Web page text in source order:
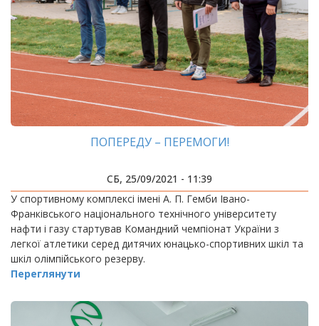
ПОПЕРЕДУ – ПЕРЕМОГИ!
СБ, 25/09/2021 - 11:39
У спортивному комплексі імені А. П. Гемби Івано-
Франківського національного технічного університету
нафти і газу стартував Командний чемпіонат України з
легкої атлетики серед дитячих юнацько-спортивних шкіл та
шкіл олімпійського резерву.
Переглянути